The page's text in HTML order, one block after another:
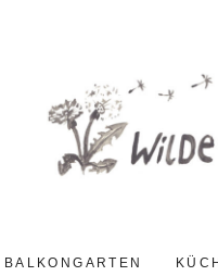
BALKONGARTEN